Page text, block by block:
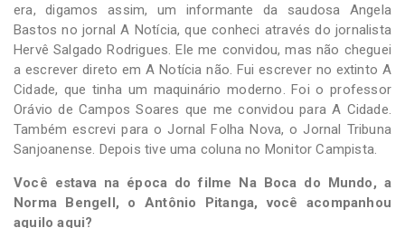
era, digamos assim, um informante da saudosa Angela
Bastos no jornal A Notícia, que conheci através do jornalista
Hervê Salgado Rodrigues. Ele me convidou, mas não cheguei
a escrever direto em A Notícia não. Fui escrever no extinto A
Cidade, que tinha um maquinário moderno. Foi o professor
Orávio de Campos Soares que me convidou para A Cidade.
Também escrevi para o Jornal Folha Nova, o Jornal Tribuna
Sanjoanense. Depois tive uma coluna no Monitor Campista.
Você estava na época do filme Na Boca do Mundo, a
Norma Bengell, o Antônio Pitanga, você acompanhou
aquilo aqui?